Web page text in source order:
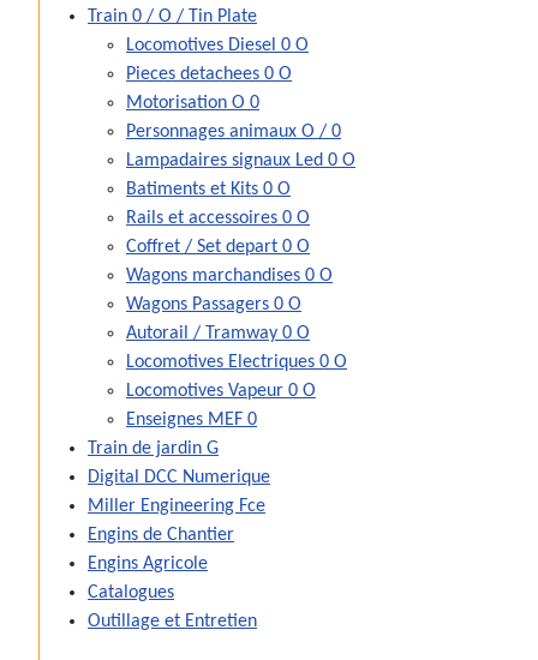
Train 0 / O / Tin Plate
Locomotives Diesel 0 O
Pieces detachees 0 O
Motorisation O 0
Personnages animaux O / 0
Lampadaires signaux Led 0 O
Batiments et Kits 0 O
Rails et accessoires 0 O
Coffret / Set depart 0 O
Wagons marchandises 0 O
Wagons Passagers 0 O
Autorail / Tramway 0 O
Locomotives Electriques 0 O
Locomotives Vapeur 0 O
Enseignes MEF 0
Train de jardin G
Digital DCC Numerique
Miller Engineering Fce
Engins de Chantier
Engins Agricole
Catalogues
Outillage et Entretien